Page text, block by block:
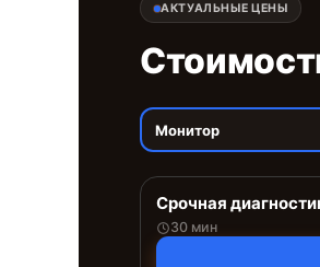
АКТУАЛЬНЫЕ ЦЕНЫ
Монитор
Срочная
30 мин